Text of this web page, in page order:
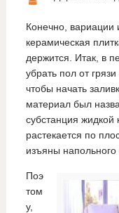
Конечно, вариации
керамическая
держится. Итак, в
убрать пол от
чтобы начать
материал был
субстанция жидкой
растекается по
изъяны напольного
Поэ
том
у,